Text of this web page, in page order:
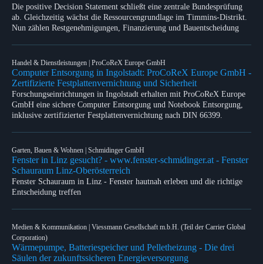
Die positive Decision Statement schließt eine zentrale Bundesprüfung
ab. Gleichzeitig wächst die Ressourcengrundlage im Timmins-Distrikt.
Nun zählen Restgenehmigungen, Finanzierung und Bauentscheidung
Handel & Dienstleistungen | ProCoReX Europe GmbH
Computer Entsorgung in Ingolstadt: ProCoReX Europe GmbH -
Zertifizierte Festplattenvernichtung und Sicherheit
Forschungseinrichtungen in Ingolstadt erhalten mit ProCoReX Europe
GmbH eine sichere Computer Entsorgung und Notebook Entsorgung,
inklusive zertifizierter Festplattenvernichtung nach DIN 66399.
Garten, Bauen & Wohnen | Schmidinger GmbH
Fenster in Linz gesucht? - www.fenster-schmidinger.at - Fenster
Schauraum Linz-Oberösterreich
Fenster Schauraum in Linz - Fenster hautnah erleben und die richtige
Entscheidung treffen
Medien & Kommunikation | Viessmann Gesellschaft m.b.H. (Teil der Carrier Global
Corporation)
Wärmepumpe, Batteriespeicher und Pelletheizung - Die drei
Säulen der zukunftssicheren Energieversorgung